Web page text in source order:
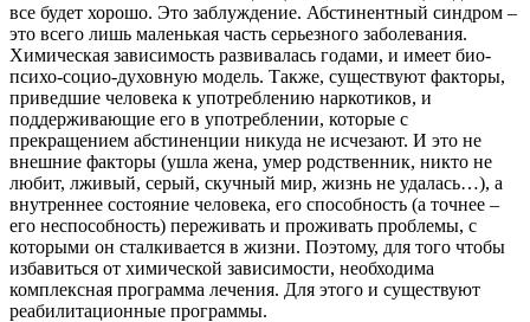
все будет хорошо. Это заблуждение. Абстинентный синдром –
это всего лишь маленькая часть серьезного заболевания.
Химическая зависимость развивалась годами, и имеет био-
психо-социо-духовную модель. Также, существуют факторы,
приведшие человека к употреблению наркотиков, и
поддерживающие его в употреблении, которые с
прекращением абстиненции никуда не исчезают. И это не
внешние факторы (ушла жена, умер родственник, никто не
любит, лживый, серый, скучный мир, жизнь не удалась…), а
внутреннее состояние человека, его способность (а точнее –
его неспособность) переживать и проживать проблемы, с
которыми он сталкивается в жизни. Поэтому, для того чтобы
избавиться от химической зависимости, необходима
комплексная программа лечения. Для этого и существуют
реабилитационные программы.